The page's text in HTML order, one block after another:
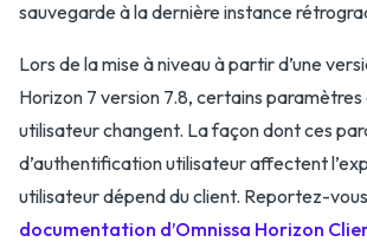
sauvegarde à la dernière instance
Lors de la mise à niveau à partir d’une
Horizon 7 version 7.8, certains
utilisateur changent. La façon dont ces
d’authentification utilisateur affectent
utilisateur dépend du client. Reportez-
documentation d’Omnissa Horizon